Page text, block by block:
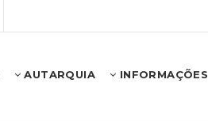
AUTARQUIA INFORMAÇÕES